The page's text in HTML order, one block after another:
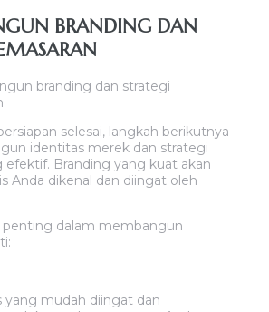
BRANDING DAN
selesai, langkah berikutnya
identitas merek dan strategi
efektif. Branding yang kuat akan
Anda dikenal dan diingat oleh
penting dalam membangun
yang mudah diingat dan